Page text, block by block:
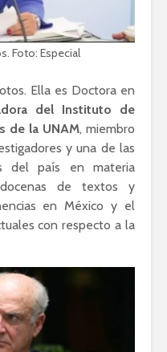
Foto: Especial
Ella es Doctora en
del Instituto de
de la UNAM, miembro
y una de las
del país en materia
de textos y
en México y el
con respecto a la